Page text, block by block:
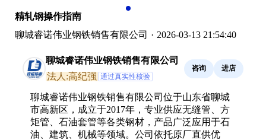
精轧钢操作指南
聊城睿诺伟业钢铁销售有限公司 · 2026-03-13 21:54:40
聊城睿诺伟业钢铁销售有限公司
法人:高纪强 通过真实性核验
咨询 进店
聊城睿诺伟业钢铁销售有限公司位于山东省聊城
市高新区，成立于2017年，专业供应无缝管、方
矩管、石油套管等各类钢材，产品广泛应用于石
油、建筑、机械等领域。公司依托原厂直供优